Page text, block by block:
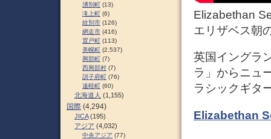
Elizabethan
エリザベス朝
英国イングラ
ラ」からニュ
ラシックギタ
Elizabethan
湧別町 (13)
滝上町 (6)
紋別市 (126)
網走市 (416)
置戸町 (113)
美幌町 (2,537)
興部町 (7)
西興部村 (7)
訓子府町 (76)
遠軽町 (60)
北海道人 (1,155)
国際 (4,294)
JICA(195)
アジア (4,032)
中央アジア (77)